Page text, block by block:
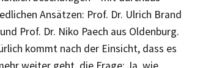
Ansätzen: Prof. Dr. Ulrich Brand
Prof. Dr. Niko Paech aus Oldenburg.
kommt nach der Einsicht, dass es